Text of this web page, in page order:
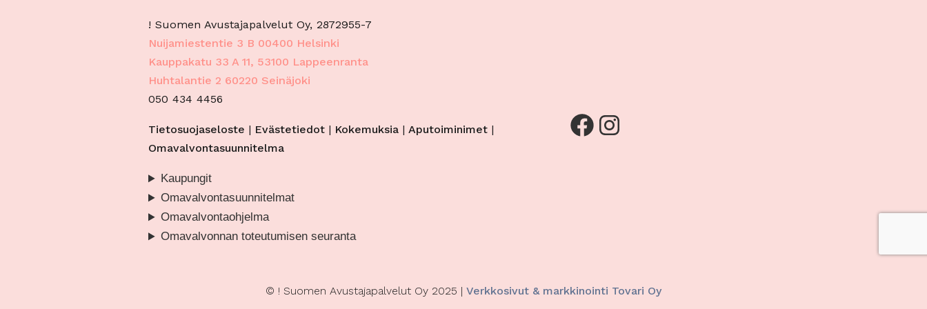
tekninen jakelu.
! Suomen Avustajapalvelut Oy, 2872955-7
Nuijamiestentie 3 B 00400 Helsinki
Kauppakatu 33 A 11, 53100 Lappeenranta
Huhtalantie 2 60220 Seinäjoki
050 434 4456
Tietosuojaseloste | Evästetiedot | Kokemuksia |Aputoiminimet |
Omavalvontasuunnitelma
Kaupungit
Omavalvontasuunnitelmat
Omavalvontaohjelma
Omavalvonnan toteutumisen seuranta
Facebook Instagram
© ! Suomen Avustajapalvelut Oy 2025 | Verkkosivut & markkinointi Tovari Oy